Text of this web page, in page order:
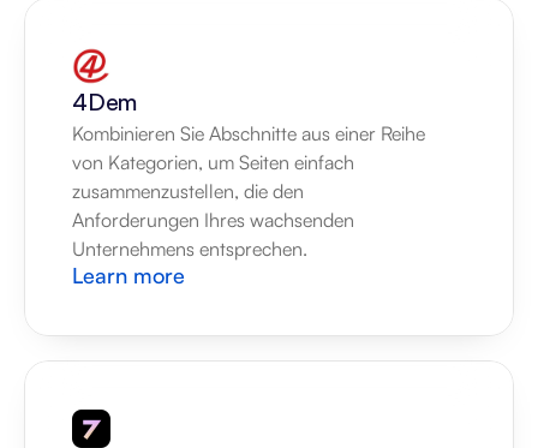
4Dem
Kombinieren Sie Abschnitte aus einer Reihe
von Kategorien, um Seiten einfach
zusammenzustellen, die den
Anforderungen Ihres wachsenden
Unternehmens entsprechen.
Learn more